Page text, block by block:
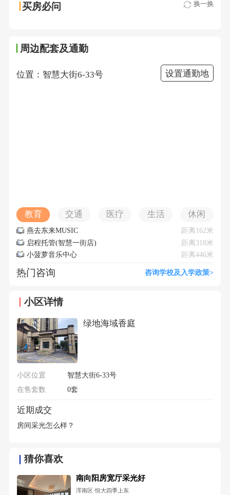
买房必问 换一换
周边配套及通勤
位置：智慧大街6-33号 设置通勤地
教育 交通 医疗 生活 休闲
燕去东来MUSIC
距离162米
启程托管(智慧一街店)
距离318米
小菠萝音乐中心
距离446米
热门咨询 咨询学校及入学政策>
小区详情
绿地海域香庭
小区位置
智慧大街6-33号
在售套数
0套
近期成交
房间采光怎么样？
猜你喜欢
南向阳房宽厅采光好
浑南区·恒大四季上东